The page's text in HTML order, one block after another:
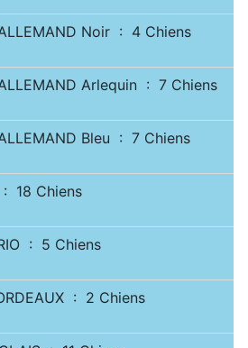
Noir : 4 Chiens
Arlequin : 7 Chiens
Bleu : 7 Chiens
: 18 Chiens
: 5 Chiens
: 2 Chiens